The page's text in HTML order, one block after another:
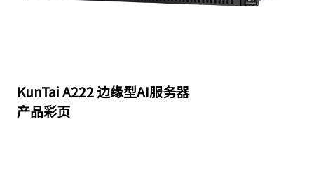
KunTai A222 边缘型AI服务器
产品彩页